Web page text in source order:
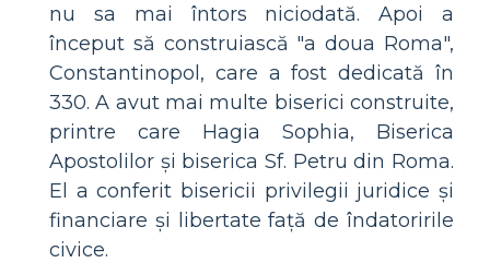
nu sa mai întors niciodată. Apoi a
început să construiască "a doua Roma",
Constantinopol, care a fost dedicată în
330. A avut mai multe biserici construite,
printre care Hagia Sophia, Biserica
Apostolilor și biserica Sf. Petru din Roma.
El a conferit bisericii privilegii juridice și
financiare și libertate față de îndatoririle
civice.